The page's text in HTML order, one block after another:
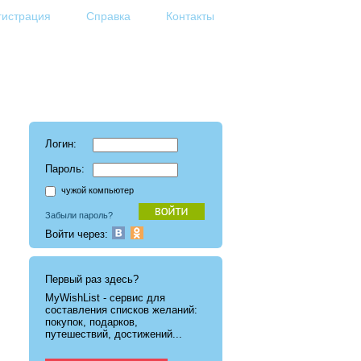
Справка Контакты
Логин:
Пароль:
чужой компьютер
Забыли пароль?
Войти через:
Первый раз здесь?
MyWishList - cервис для
составления списков желаний:
покупок, подарков,
путешествий, достижений...